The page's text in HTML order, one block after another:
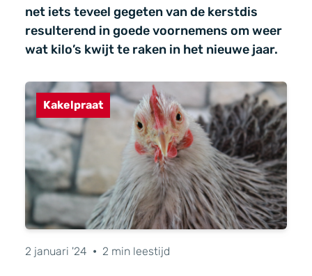
net iets teveel gegeten van de kerstdis
resulterend in goede voornemens om weer
wat kilo’s kwijt te raken in het nieuwe jaar.
Kakelpraat
2 januari '24 • 2 min leestijd